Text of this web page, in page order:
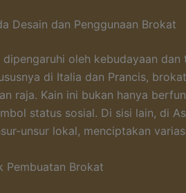
Desain dan Penggunaan Brokat
oleh kebudayaan
di Italia dan Prancis,
raja. Kain ini bukan hanya
status sosial. Di sisi lain, di
unsur lokal, menciptakan
Pembuatan Brokat